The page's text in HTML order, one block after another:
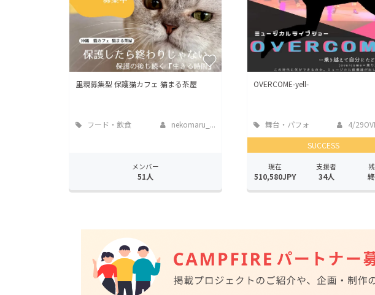
里親募集型 保護猫カフェ 猫まる茶屋
フード・飲食
nekomaru_...
メンバー
51人
OVERCOME-yell-
舞台・パフォ
ーマンス
4/
SUCCESS
現在
510,580JPY
支援者
34人